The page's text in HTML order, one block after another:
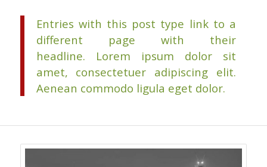
Entries with this post type link to a
different page with their
headline. Lorem ipsum dolor sit
amet, consectetuer adipiscing elit.
Aenean commodo ligula eget dolor.